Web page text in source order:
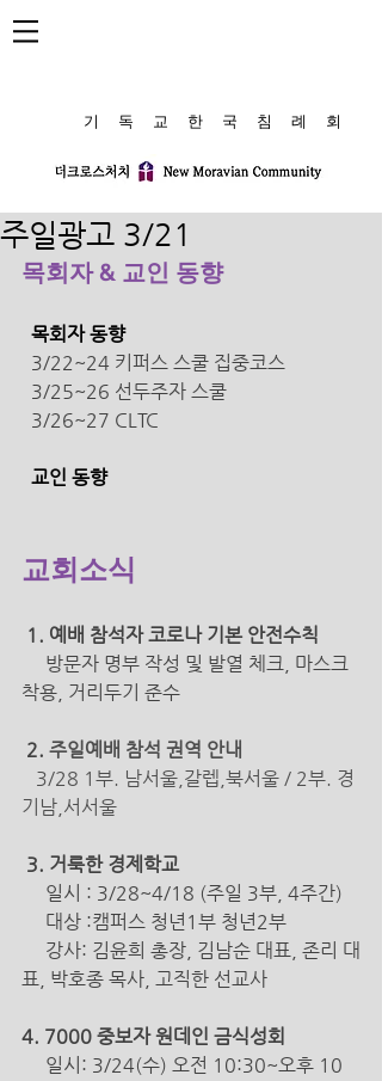
​기 독 교 한 국 침 례 회
주일광고 3/21
목회자 & 교인 동향
  목회자 동향
  3/22~24 키퍼스 스쿨 집중코스
  3/25~26 선두주자 스쿨
  3/26~27 CLTC
  교인 동향
교회소식
1. 예배 참석자 코로나 기본 안전수칙
방문자 명부 작성 및 발열 체크, 마스크
착용, 거리두기 준수
2. 주일예배 참석 권역 안내
  3/28 1부. 남서울,갈렙,북서울 / 2부. 경
기남,서서울
3. 거룩한 경제학교
일시 : 3/28~4/18 (주일 3부, 4주간)
     대상 :캠퍼스 청년1부 청년2부
표, 박호종 목사, 고직한 선교사
4. 7000 중보자 원데인 금식성회